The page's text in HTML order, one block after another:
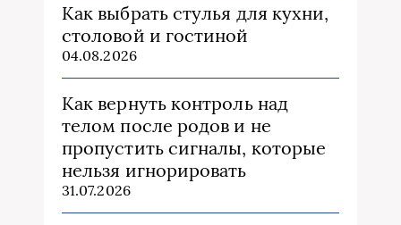
Как выбрать стулья для кухни,
столовой и гостиной
04.08.2026
Как вернуть контроль над
телом после родов и не
пропустить сигналы, которые
нельзя игнорировать
31.07.2026